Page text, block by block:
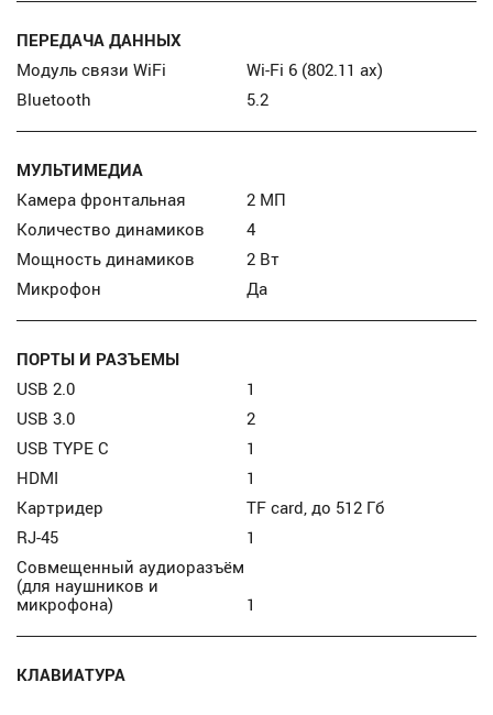
ПЕРЕДАЧА ДАННЫХ
Модуль связи WiFi
Wi-Fi 6 (802.11 ax)
Bluetooth
5.2
МУЛЬТИМЕДИА
Камера фронтальная
2 МП
Количество динамиков
4
Мощность динамиков
2 Вт
Микрофон
Да
ПОРТЫ И РАЗЪЕМЫ
USB 2.0
1
USB 3.0
2
USB TYPE C
1
HDMI
1
Картридер
TF card, до 512 Гб
RJ-45
1
Совмещенный аудиоразъём
(для наушников и
микрофона)
1
КЛАВИАТУРА